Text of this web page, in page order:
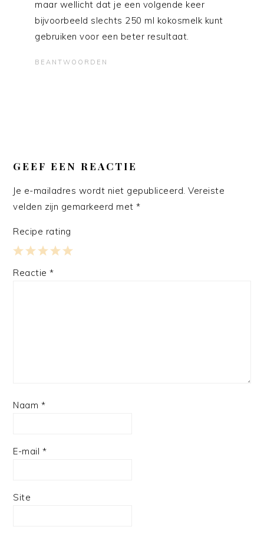
maar wellicht dat je een volgende keer
bijvoorbeeld slechts 250 ml kokosmelk kunt
gebruiken voor een beter resultaat.
BEANTWOORDEN
GEEF EEN REACTIE
Je e-mailadres wordt niet gepubliceerd. Vereiste
velden zijn gemarkeerd met*
Recipe rating
4
3
2
1
Reactie*
Naam *
E-mail *
Site